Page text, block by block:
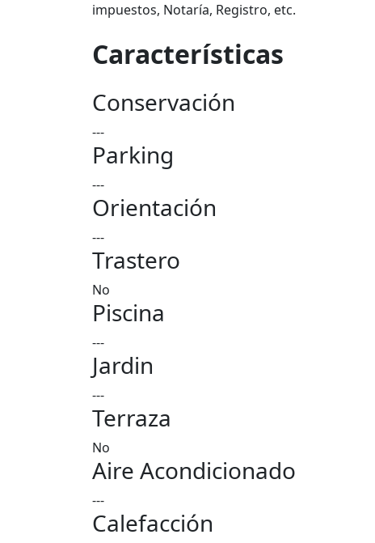
impuestos, Notaría, Registro, etc.
Características
Conservación
---
Parking
---
Orientación
---
Trastero
No
Piscina
---
Jardin
---
Terraza
No
Aire Acondicionado
---
Calefacción